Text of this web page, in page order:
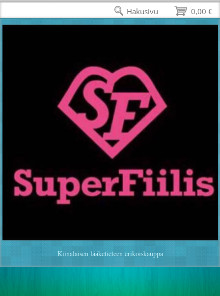
Kiinalaisen lääketieteen erikoiskauppa
0,00 €
Hakusivu